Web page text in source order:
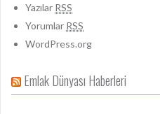
Yazılar RSS
Yorumlar RSS
WordPress.org
Emlak Dünyası Haberleri